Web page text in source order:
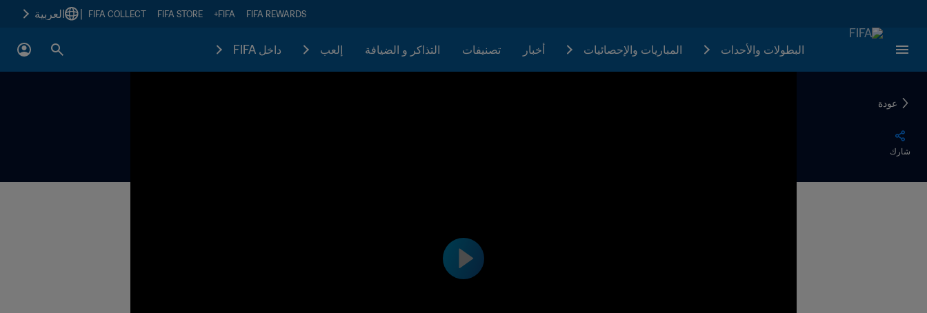
FIFA REWARDS
FIFA+
FIFA STORE
FIFA COLLECT العربية
البطولات والأحدات المباريات والإحصائيات أخبار تصنيفات التذاكر و الضيافة إلعب داخل FIFA
عودة
شارك